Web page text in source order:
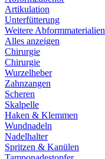
Artikulation
Unterfütterung
Weitere Abformmaterialien
Alles anzeigen
Chirurgie
Chirurgie
Wurzelheber
Zahnzangen
Scheren
Skalpelle
Haken & Klemmen
Wundnadeln
Nadelhalter
Spritzen & Kanülen